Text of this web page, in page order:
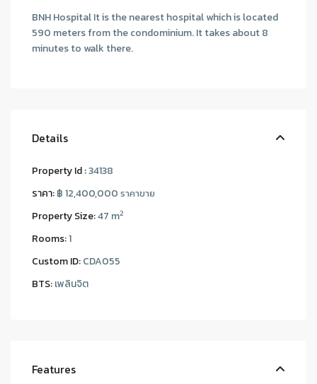
BNH Hospital It is the nearest hospital which is located
590 meters from the condominium. It takes about 8
minutes to walk there.
Details
Property Id :34138
ราคา:฿ 12,400,000ราคาขาย
Property Size:47 m2
Rooms:1
Custom ID:CDA055
BTS:เพลินจิต
Features